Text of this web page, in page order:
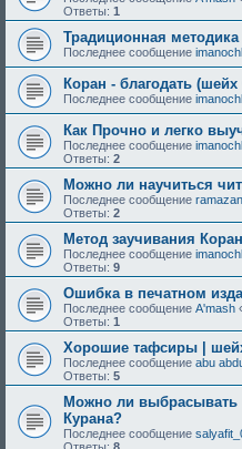
Ответы: 1
Традиционная
Последнее сообщение
Коран - благодать
Последнее сообщение
Как Прочно и легко
Последнее сообщение
Ответы: 2
Можно ли научиться
Последнее сообщение
Ответы: 2
Метод заучивания
Последнее сообщение
Ответы: 9
Ошибка в печатном
Последнее сообщение A'mash
Ответы: 1
Хорошие тафсиры |
Последнее сообщение abu
Ответы: 5
Можно ли выбрасывать
Курана?
Последнее сообщение